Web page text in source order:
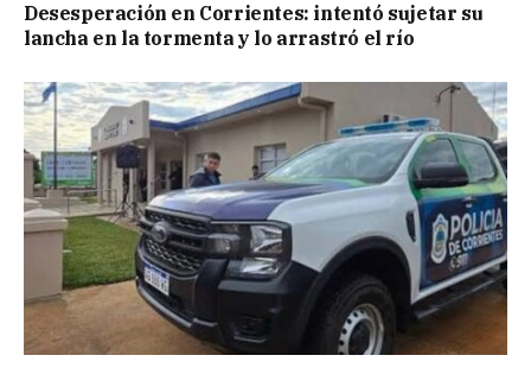
Desesperación en Corrientes: intentó sujetar su
lancha en la tormenta y lo arrastró el río